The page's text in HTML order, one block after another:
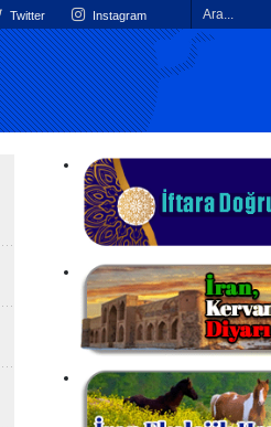
Twitter Instagram